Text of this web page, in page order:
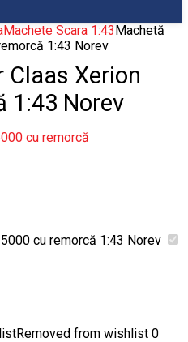
Machete Scara 1:43Machetă
1:43 Norev
Xerion
1:43 Norev
cu remorcă 1:43 Norev
Removed from wishlist 0